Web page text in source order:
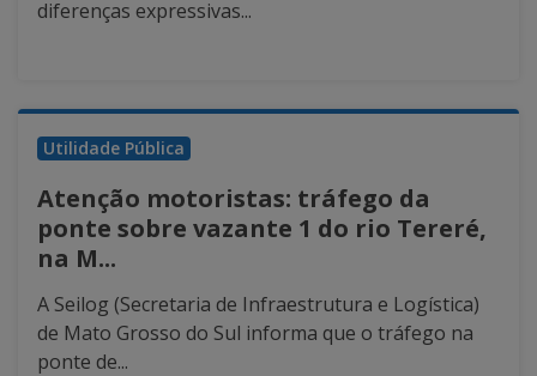
diferenças expressivas...
Utilidade Pública
Atenção motoristas: tráfego da
ponte sobre vazante 1 do rio Tereré,
na M...
A Seilog (Secretaria de Infraestrutura e Logística)
de Mato Grosso do Sul informa que o tráfego na
ponte de...